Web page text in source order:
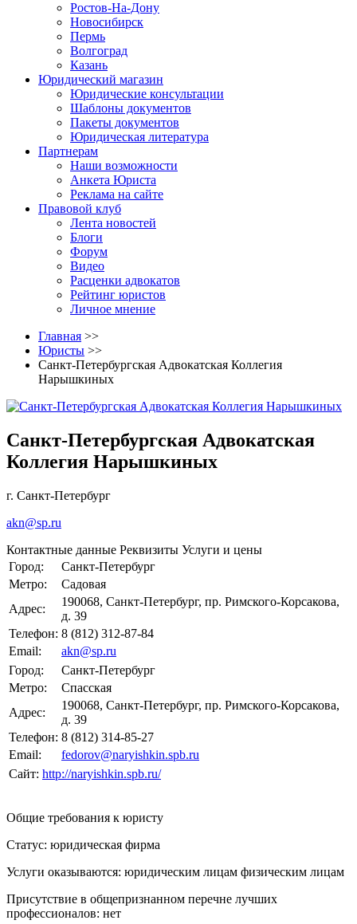
Ростов-На-Дону
Новосибирск
Пермь
Волгоград
Казань
Юридический магазин
Юридические консультации
Шаблоны документов
Пакеты документов
Юридическая литература
Партнерам
Наши возможности
Анкета Юриста
Реклама на сайте
Правовой клуб
Лента новостей
Блоги
Форум
Видео
Расценки адвокатов
Рейтинг юристов
Личное мнение
Главная >>
Юристы >>
Санкт-Петербургская Адвокатская Коллегия
Нарышкиных
Санкт-Петербургская Адвокатская
Коллегия Нарышкиных
г. Санкт-Петербург
akn@sp.ru
Контактные данные Реквизиты Услуги и цены
Город:
Санкт-Петербург
Метро:
Садовая
Адрес:
190068, Санкт-Петербург, пр. Римского-Корсакова,
д. 39
Телефон: 8 (812) 312-87-84
Email:
akn@sp.ru
Город:
Санкт-Петербург
Метро:
Спасская
Адрес:
190068, Санкт-Петербург, пр. Римского-Корсакова,
д. 39
Телефон: 8 (812) 314-85-27
Email:
fedorov@naryishkin.spb.ru
Сайт: http://naryishkin.spb.ru/
Общие требования к юристу
Статус: юридическая фирма
Услуги оказываются: юридическим лицам физическим лицам
Присутствие в общепризнанном перечне лучших
профессионалов: нет